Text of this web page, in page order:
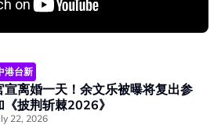
港台新
宣离婚一天！余文乐被曝将复出参
《披荆斩棘2026》
22, 2026